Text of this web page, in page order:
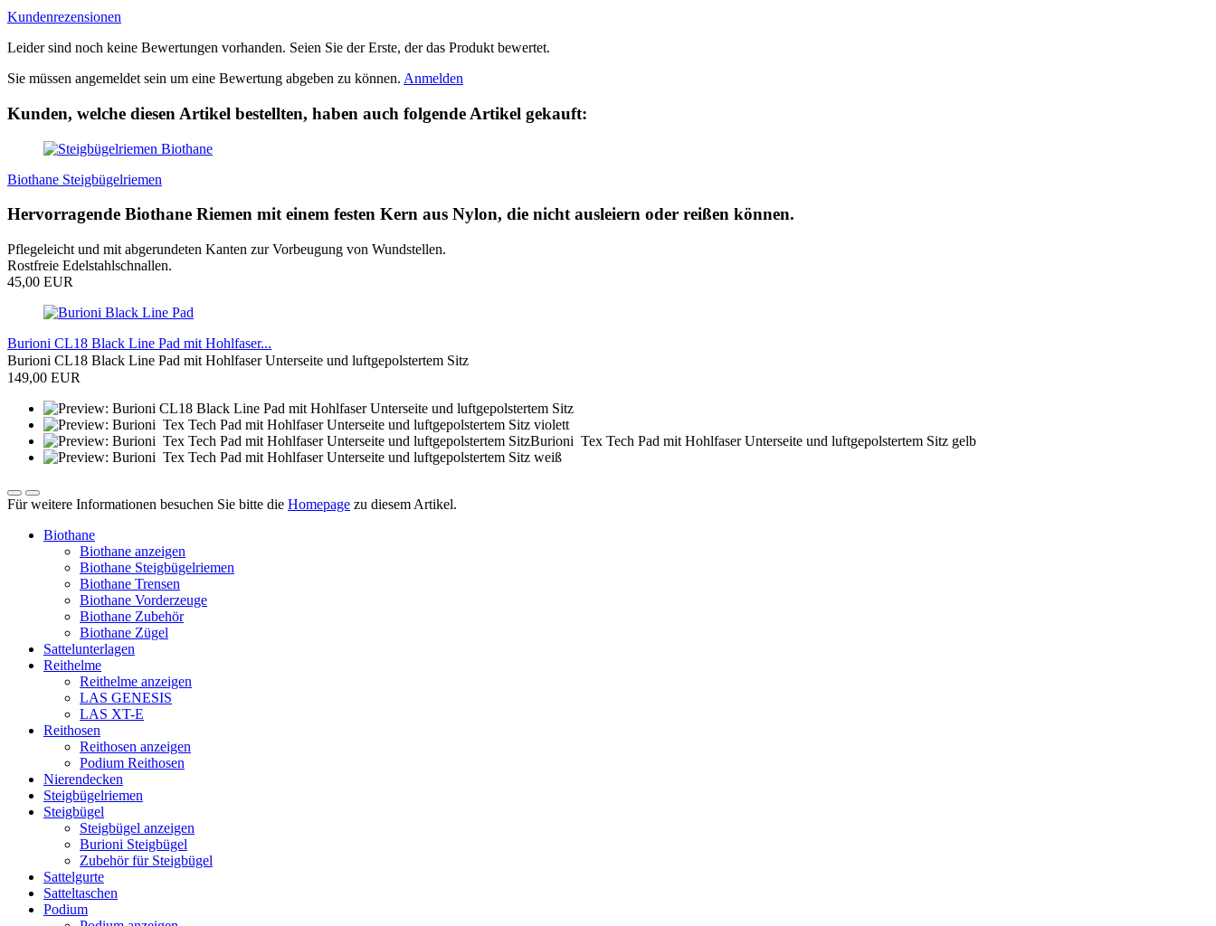
Kundenrezensionen
Leider sind noch keine Bewertungen vorhanden. Seien Sie der Erste, der das Produkt bewertet.
Sie müssen angemeldet sein um eine Bewertung abgeben zu können. Anmelden
Kunden, welche diesen Artikel bestellten, haben auch folgende Artikel gekauft:
Biothane Steigbügelriemen
Hervorragende Biothane Riemen mit einem festen Kern aus Nylon, die nicht ausleiern oder reißen können.
Pflegeleicht und mit abgerundeten Kanten zur Vorbeugung von Wundstellen.
Rostfreie Edelstahlschnallen.
45,00 EUR
Burioni CL18 Black Line Pad mit Hohlfaser...
Burioni CL18 Black Line Pad mit Hohlfaser Unterseite und luftgepolstertem Sitz
149,00 EUR
Für weitere Informationen besuchen Sie bitte die Homepage zu diesem Artikel.
Biothane
Biothane anzeigen
Biothane Steigbügelriemen
Biothane Trensen
Biothane Vorderzeuge
Biothane Zubehör
Biothane Zügel
Sattelunterlagen
Reithelme
Reithelme anzeigen
LAS GENESIS
LAS XT-E
Reithosen
Reithosen anzeigen
Podium Reithosen
Nierendecken
Steigbügelriemen
Steigbügel
Steigbügel anzeigen
Burioni Steigbügel
Zubehör für Steigbügel
Sattelgurte
Satteltaschen
Podium